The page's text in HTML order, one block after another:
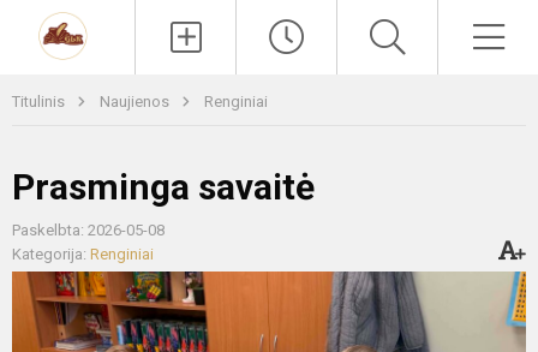
Titulinis Naujienos Renginiai
Prasminga savaitė
Paskelbta: 2026-05-08
Kategorija: Renginiai